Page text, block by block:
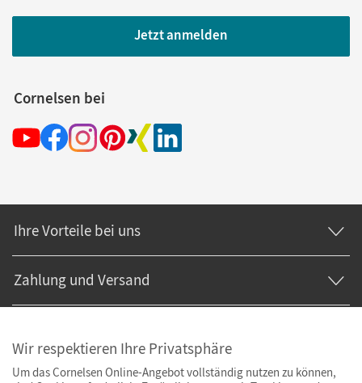
Jetzt anmelden
Cornelsen bei
Ihre Vorteile bei uns
Zahlung und Versand
Wir respektieren Ihre Privatsphäre
Um das Cornelsen Online-Angebot vollständig nutzen zu können,